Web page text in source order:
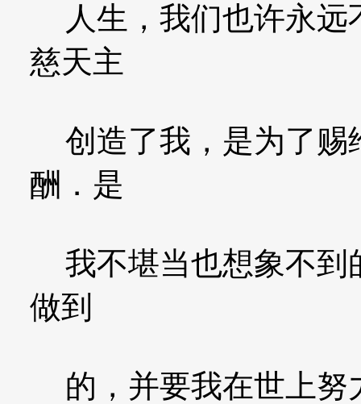
人生，我们也许永远
慈天主
创造了我，是为了赐
酬．是
我不堪当也想象不到
做到
的，并要我在世上努